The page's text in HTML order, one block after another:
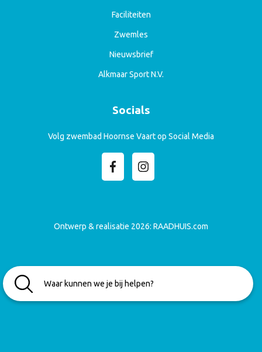
Faciliteiten
Zwemles
Nieuwsbrief
Alkmaar Sport N.V.
Socials
Volg zwembad Hoornse Vaart op Social Media
Ontwerp & realisatie 2026: RAADHUIS.com